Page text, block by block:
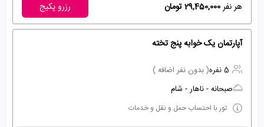
هر نفر29,450,000 تومان رزرو پکیج
آپارتمان یک خوابه پنج تخته
5 نفره
( بدون نفر اضافه )
صبحانه - ناهار - شام
تور با احتساب حمل و نقل و خدمات